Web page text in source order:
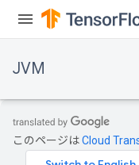
JVM
このページはCloud